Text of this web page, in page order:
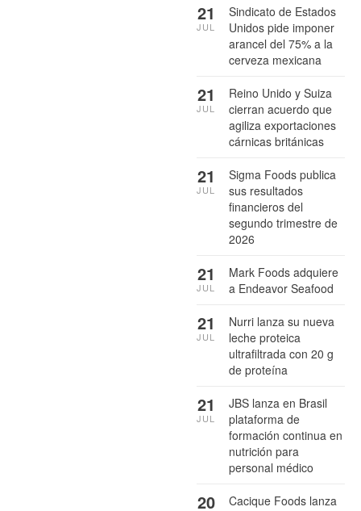
Sindicato de Estados
Unidos pide imponer
arancel del 75% a la
cerveza mexicana
21
JUL
Reino Unido y Suiza
cierran acuerdo que
agiliza exportaciones
cárnicas británicas
21
JUL
Sigma Foods publica
sus resultados
financieros del
segundo trimestre de
2026
21
JUL
Mark Foods adquiere
a Endeavor Seafood
21
JUL
Nurri lanza su nueva
leche proteica
ultrafiltrada con 20 g
de proteína
21
JUL
JBS lanza en Brasil
plataforma de
formación continua en
nutrición para
personal médico
21
JUL
Cacique Foods lanza
20